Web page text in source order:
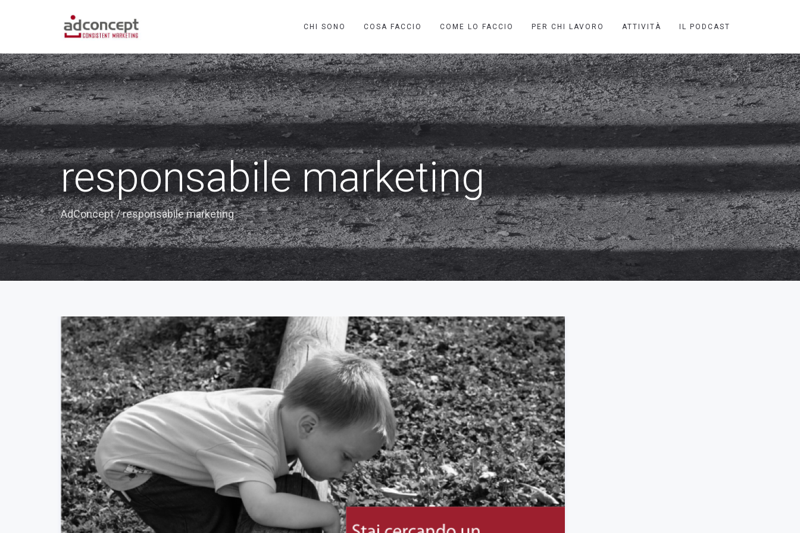
CHI SONO COSA FACCIO COME LO FACCIO PER CHI LAVORO ATTIVITÀ IL PODCAST
responsabile marketing
AdConcept/responsabile marketing
Necessari
Questi cookie
non sono
opzionali,
occorrono al
sito per
funzionare
correttamente.
Statistici
Al fine di
migliorare
la
funzionalità
e la
struttura
del sito
base a